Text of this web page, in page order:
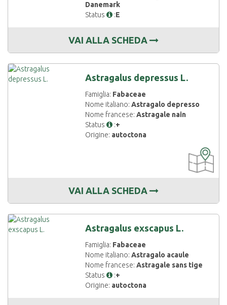
Danemark
Status
:E
VAI ALLA SCHEDA
Astragalus depressus L.
Famiglia: Fabaceae
Nome italiano:Astragalo depresso
Nome francese:Astragale nain
Status
:+
Origine: autoctona
DISPONIBILE
VAI ALLA SCHEDA
Astragalus exscapus L.
Famiglia: Fabaceae
Nome italiano:Astragalo acaule
Nome francese:Astragale sans tige
Status
:+
Origine: autoctona